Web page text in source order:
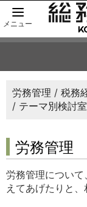
メニュー
労務管理 税務
テーマ別検討室
労務管理
労務管理につい
えてあげたりと